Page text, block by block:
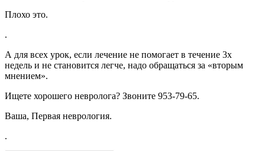
Плохо это.
.
А для всех урок, если лечение не помогает в течение 3х
недель и не становится легче, надо обращаться за «вторым
мнением».
Ищете хорошего невролога? Звоните ️953-79-65.
Ваша, Первая неврология.
.